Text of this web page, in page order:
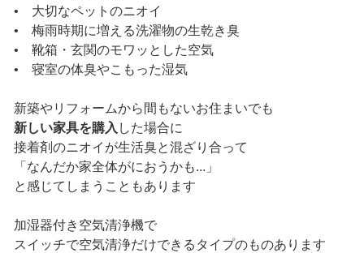
• 大切なペットのニオイ
• 梅雨時期に増える洗濯物の生乾き臭
• 靴箱・玄関のモワッとした空気
• 寝室の体臭やこもった湿気
新築やリフォームから間もないお住まいでも
新しい家具を購入 した場合に
接着剤のニオイが生活臭と混ざり合って
「なんだか家全体がにおうかも...」
と感じてしまうこともあります
加湿器付き空気清浄機で
スイッチで空気清浄だけできるタイプのものあります